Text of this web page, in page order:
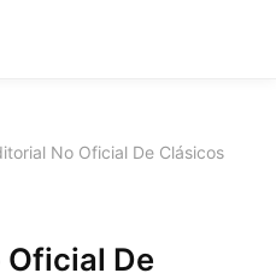
No Oficial De Clásicos
Oficial De